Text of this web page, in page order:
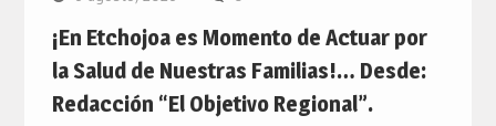
¡En Etchojoa es Momento de Actuar por
la Salud de Nuestras Familias!… Desde:
Redacción “El Objetivo Regional”.